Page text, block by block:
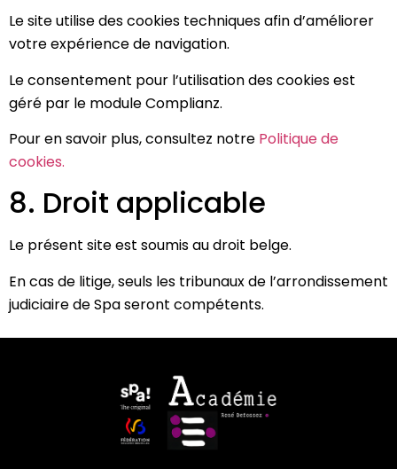
Le site utilise des cookies techniques afin d’améliorer
votre expérience de navigation.
Le consentement pour l’utilisation des cookies est
géré par le module Complianz.
Pour en savoir plus, consultez notre Politique de
cookies.
8. Droit applicable
Le présent site est soumis au droit belge.
En cas de litige, seuls les tribunaux de l’arrondissement
judiciaire de Spa seront compétents.